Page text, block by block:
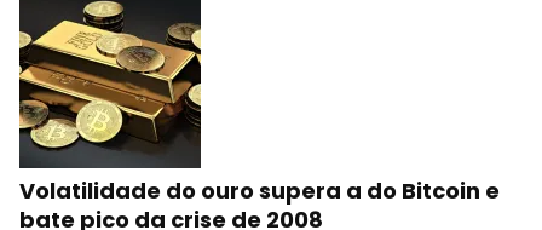
Volatilidade do ouro supera a do Bitcoin e
bate pico da crise de 2008